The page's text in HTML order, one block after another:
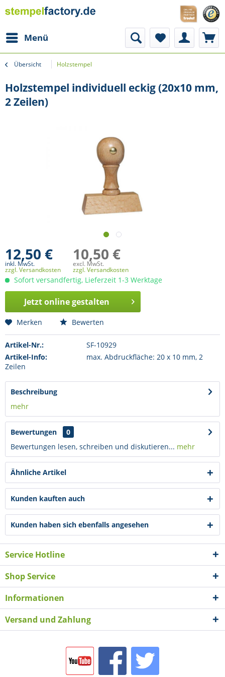
Menü
Übersicht Holzstempel
Holzstempel individuell eckig (20x10 mm,
2 Zeilen)
12,50 €
inkl. MwSt.
zzgl. Versandkosten
10,50 €
excl. MwSt.
zzgl. Versandkosten
Sofort versandfertig, Lieferzeit 1-3 Werktage
Jetzt online gestalten
Merken Bewerten
Artikel-Nr.:
SF-10929
Artikel-Info:
max. Abdruckfläche: 20 x 10 mm, 2
Zeilen
Beschreibung
mehr
Bewertungen
0
Bewertungen lesen, schreiben und diskutieren... mehr
Ähnliche Artikel
Kunden kauften auch
Kunden haben sich ebenfalls angesehen
Service Hotline
Shop Service
Informationen
Versand und Zahlung